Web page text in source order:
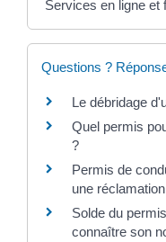
Services en ligne et
Questions ?
Le débridage
Quel permis
?
Permis de
une
Solde du
connaître son